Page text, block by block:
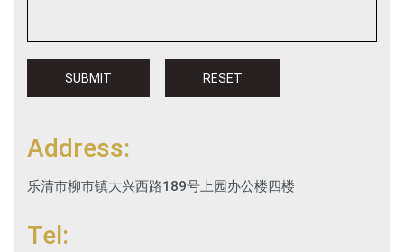
Address:
乐清市柳市镇大兴西路189号上园办公楼四楼
Tel: